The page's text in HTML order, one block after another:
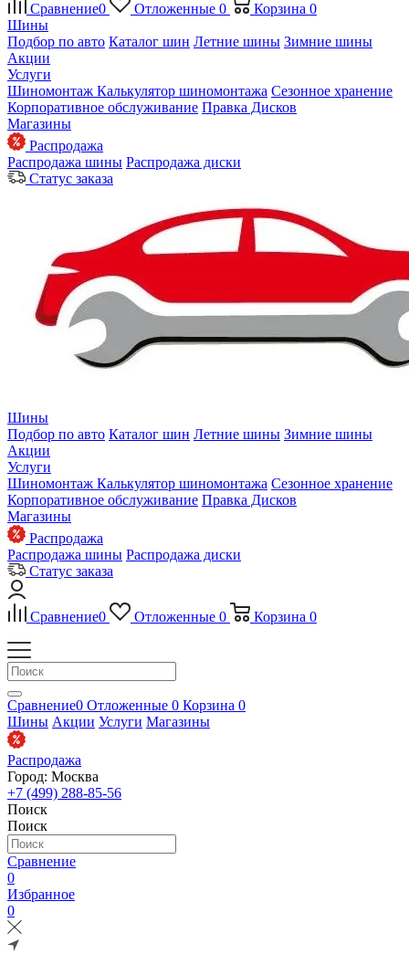
Сравнение0 Отложенные 0 Корзина 0
Шины
Подбор по авто Каталог шин Летние шины Зимние шины
Акции
Услуги
Шиномонтаж Калькулятор шиномонтажа Сезонное хранение
Корпоративное обслуживание Правка Дисков
Магазины
Распродажа
Распродажа шины Распродажа диски
Статус заказа
Шины
Подбор по авто Каталог шин Летние шины Зимние шины
Акции
Услуги
Шиномонтаж Калькулятор шиномонтажа Сезонное хранение
Корпоративное обслуживание Правка Дисков
Магазины
Распродажа
Распродажа шины Распродажа диски
Статус заказа
Сравнение0 Отложенные 0 Корзина 0
Сравнение0 Отложенные 0 Корзина 0
Шины Акции Услуги Магазины
Распродажа
Город: Москва
+7 (499) 288-85-56
Поиск
Поиск
Сравнение
0
Избранное
0